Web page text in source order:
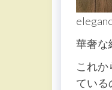
華奢な
これ
ている